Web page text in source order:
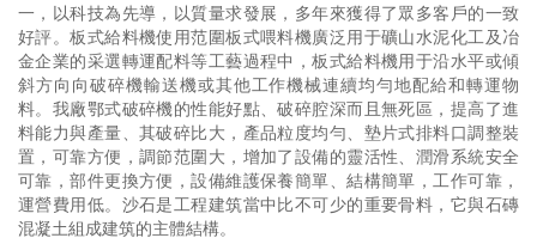
一，以科技為先導，以質量求發展，多年來獲得了眾多客戶的一致
好評。板式給料機使用范圍板式喂料機廣泛用于礦山水泥化工及冶
金企業的采選轉運配料等工藝過程中，板式給料機用于沿水平或傾
斜方向向破碎機輸送機或其他工作機械連續均勻地配給和轉運物
料。我廠鄂式破碎機的性能好點、破碎腔深而且無死區，提高了進
料能力與產量、其破碎比大，產品粒度均勻、墊片式排料口調整裝
置，可靠方便，調節范圍大，增加了設備的靈活性、潤滑系統安全
可靠，部件更換方便，設備維護保養簡單、結構簡單，工作可靠，
運營費用低。沙石是工程建筑當中比不可少的重要骨料，它與石磚
混凝土組成建筑的主體結構。